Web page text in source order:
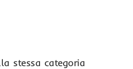
stessa categoria